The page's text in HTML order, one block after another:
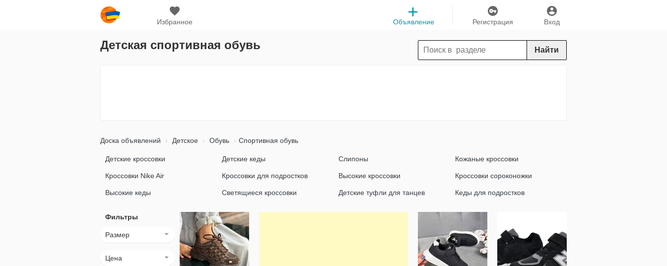
Избранное Вход
Регистрация
Объявление
Детская спортивная обувь Найти
Доска объявлений Детское Обувь Спортивная обувь
Детские кроссовки Детские кеды Слипоны Кожаные кроссовки
Кроссовки Nike Air Кроссовки для подростков Высокие кроссовки Кроссовки сороконожки
Высокие кеды Светящиеся кроссовки Детские туфли для танцев Кеды для подростков
Фильтры
Размер
Цена